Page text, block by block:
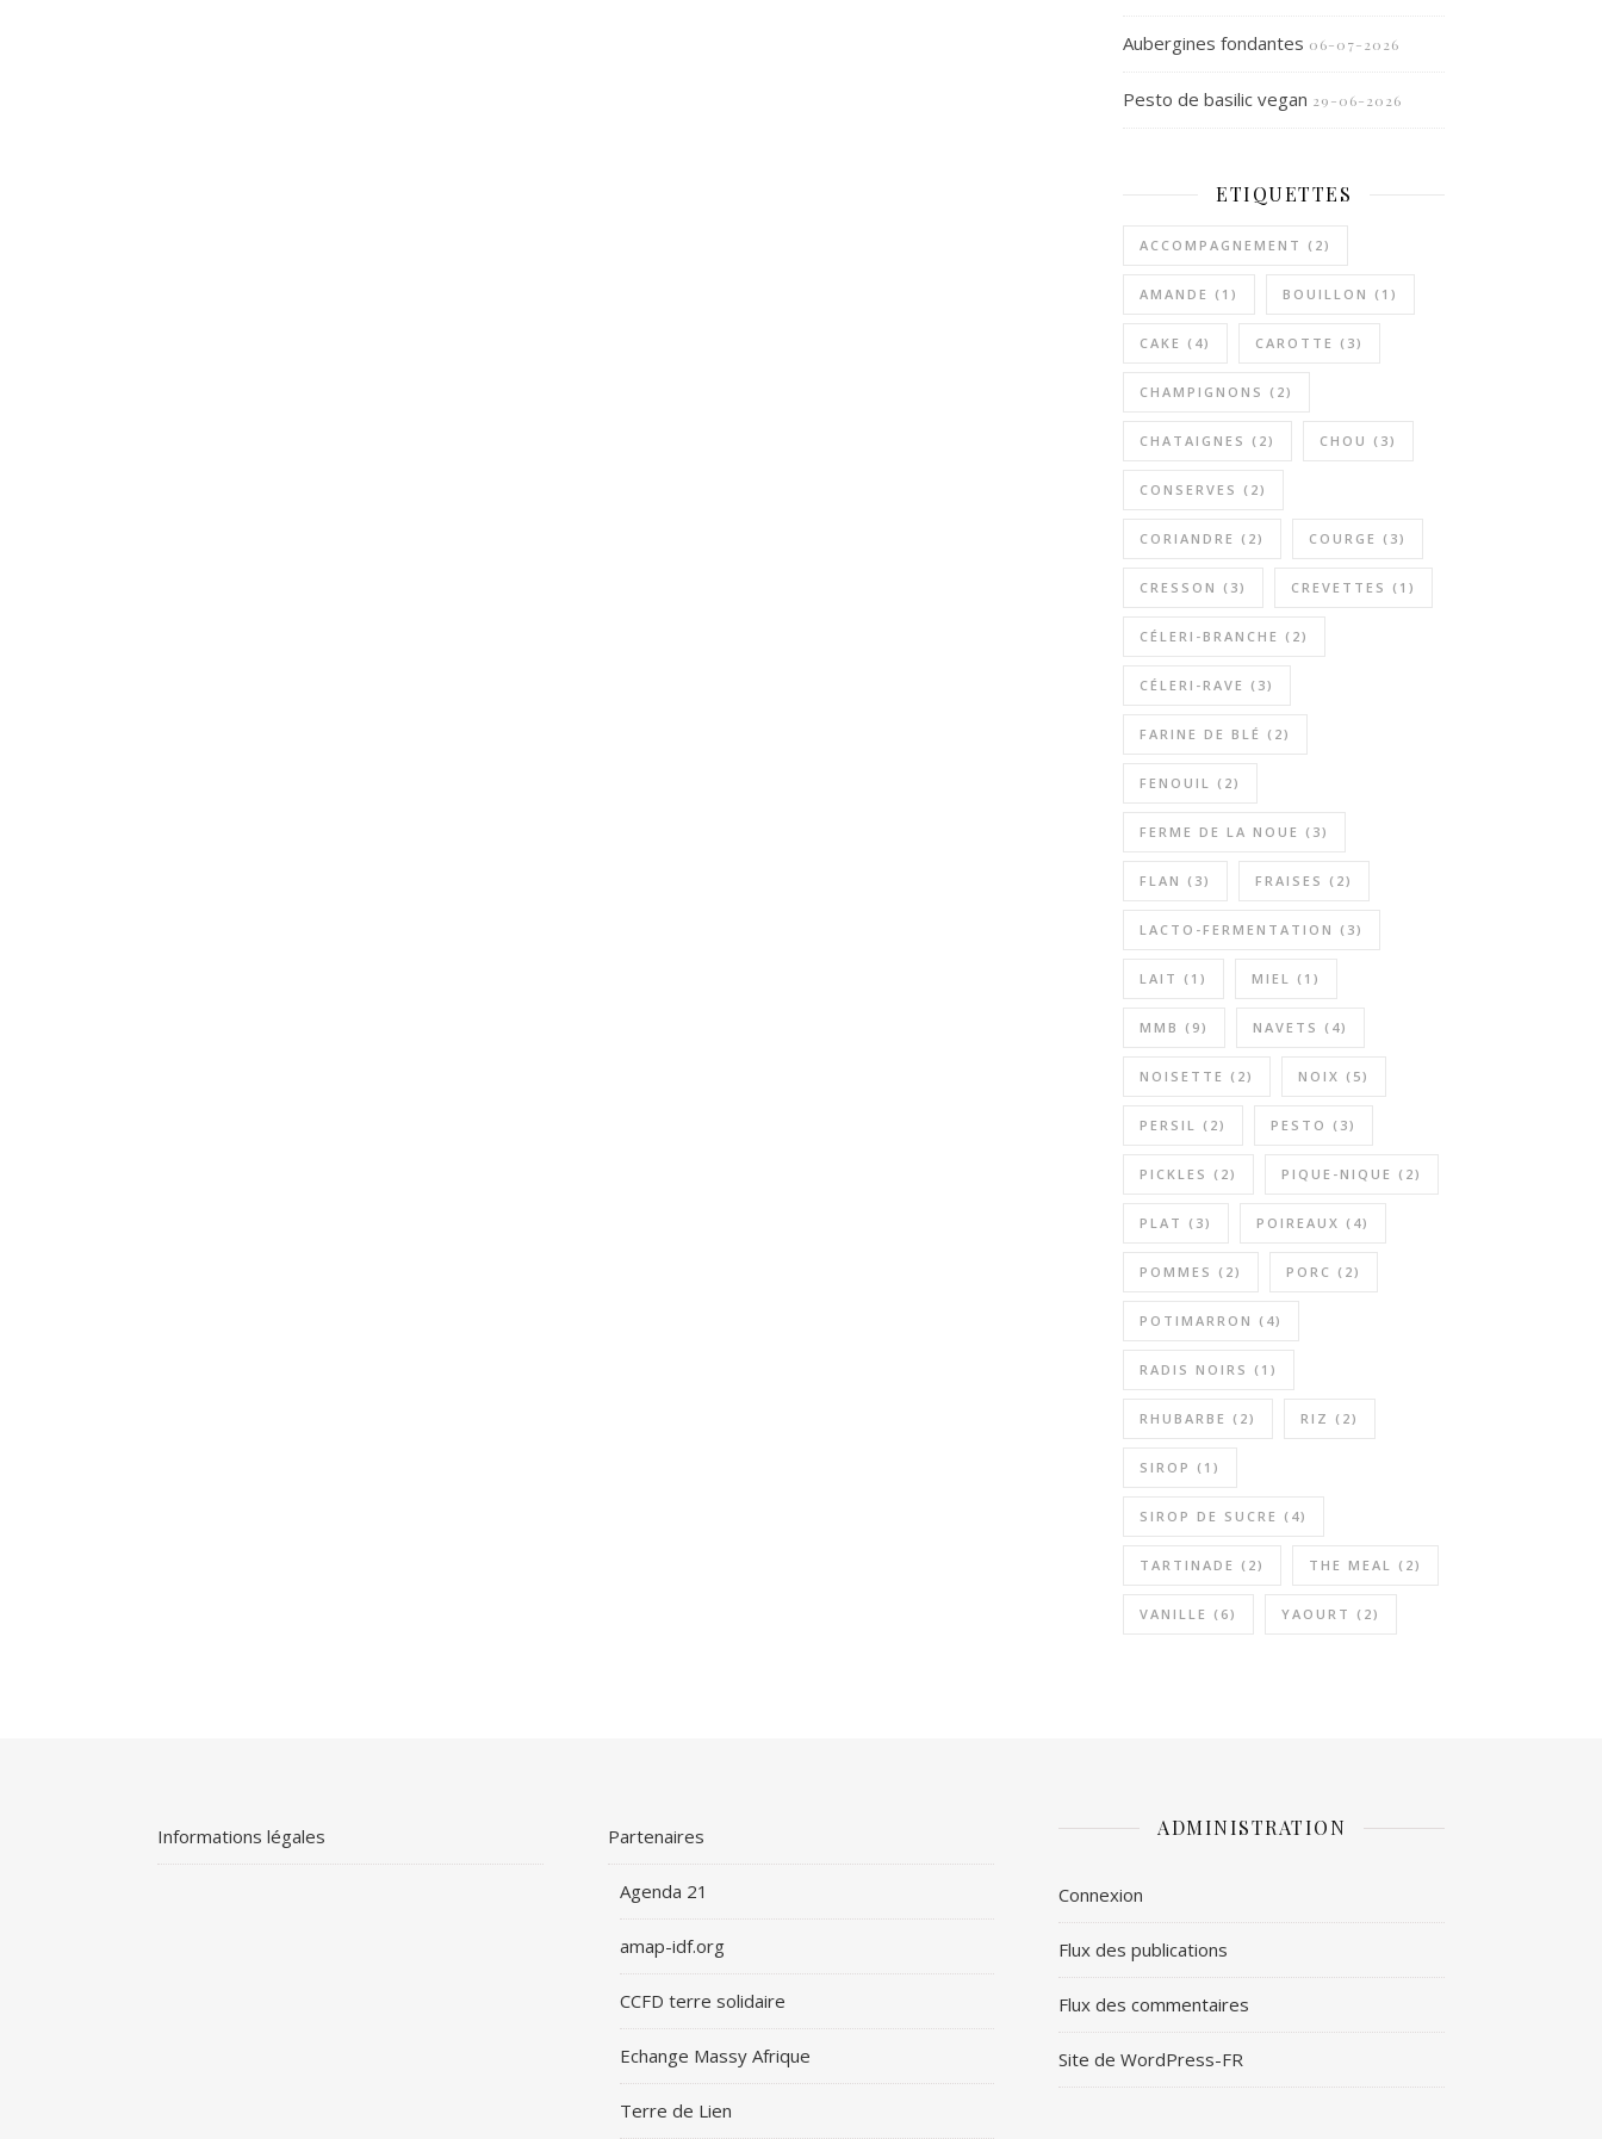
Aubergines fondantes 06-07-2026
Pesto de basilic vegan 29-06-2026
ETIQUETTES
ACCOMPAGNEMENT (2)
AMANDE (1) BOUILLON (1)
CAKE (4) CAROTTE (3)
CHAMPIGNONS (2)
CHATAIGNES (2) CHOU (3)
CONSERVES (2)
CORIANDRE (2) COURGE (3)
CRESSON (3) CREVETTES (1)
CÉLERI-BRANCHE (2)
CÉLERI-RAVE (3)
FARINE DE BLÉ (2)
FENOUIL (2)
FERME DE LA NOUE (3)
FLAN (3) FRAISES (2)
LACTO-FERMENTATION (3)
LAIT (1) MIEL (1)
MMB (9) NAVETS (4)
NOISETTE (2) NOIX (5)
PERSIL (2) PESTO (3)
PICKLES (2) PIQUE-NIQUE (2)
PLAT (3) POIREAUX (4)
POMMES (2) PORC (2)
POTIMARRON (4)
RADIS NOIRS (1)
RHUBARBE (2) RIZ (2)
SIROP (1)
SIROP DE SUCRE (4)
TARTINADE (2) THE MEAL (2)
VANILLE (6) YAOURT (2)
Informations légales Partenaires
Agenda 21
amap-idf.org
CCFD terre solidaire
Echange Massy Afrique
Terre de Lien
ADMINISTRATION
Connexion
Flux des publications
Flux des commentaires
Site de WordPress-FR